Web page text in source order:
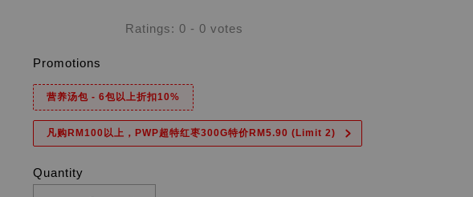
Ratings:0 -0 votes
Promotions
营养汤包 - 6包以上折扣10%
凡购RM100以上，PWP超特红枣300G特价RM5.90 (Limit 2)
Quantity